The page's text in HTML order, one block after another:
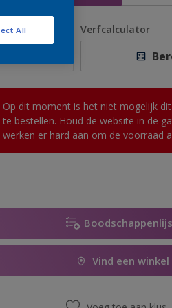
Verfcalculator
Op dit moment is het niet mogelijk
te bestellen. Houd de website in de
werken er hard aan om de voorraad
Vind een winkel
All